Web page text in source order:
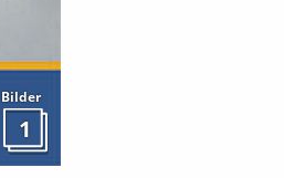
Bilder
1